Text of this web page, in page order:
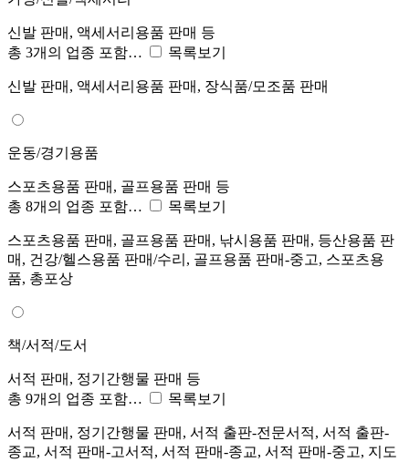
신발 판매, 액세서리용품 판매 등
총 3개의 업종 포함…
목록보기
신발 판매, 액세서리용품 판매, 장식품/모조품 판매
운동/경기용품
스포츠용품 판매, 골프용품 판매 등
총 8개의 업종 포함…
목록보기
스포츠용품 판매, 골프용품 판매, 낚시용품 판매, 등산용품 판
매, 건강/헬스용품 판매/수리, 골프용품 판매-중고, 스포츠용
품, 총포상
책/서적/도서
서적 판매, 정기간행물 판매 등
총 9개의 업종 포함…
목록보기
서적 판매, 정기간행물 판매, 서적 출판-전문서적, 서적 출판-
종교, 서적 판매-고서적, 서적 판매-종교, 서적 판매-중고, 지도